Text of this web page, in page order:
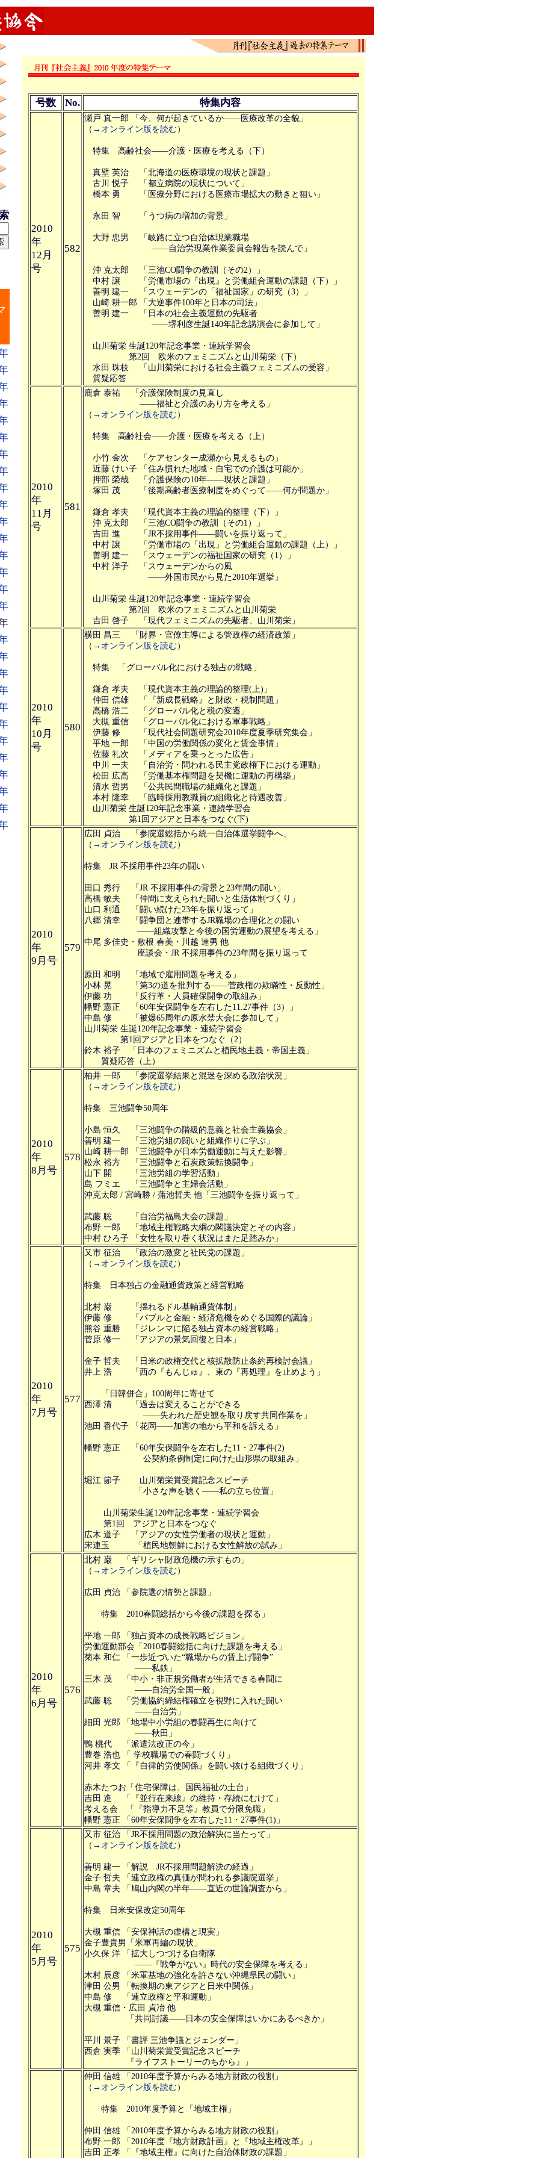
号数 No. 特集内容
2010
年
12月
号
582
瀬戸 真一郎 「今、何が起きているか――医療改革の全貌」
（ →オンライン版を読む）
特集 高齢社会――介護・医療を考える（下）
真壁 英治 「北海道の医療環境の現状と課題」
古川 悦子 「都立病院の現状について」
橋本 勇 「医療分野における医療市場拡大の動きと狙い」
永田 智 「うつ病の増加の背景」
大野 忠男 「岐路に立つ自治体現業職場
――自治労現業作業委員会報告を読んで」
沖 克太郎 「三池CO闘争の教訓（その2）」
中村 譲 「労働市場の『出現』と労働組合運動の課題（下）」
善明 建一 「スウェーデンの「福祉国家」の研究（3）」
山崎 耕一郎 「大逆事件100年と日本の司法」
善明 建一 「日本の社会主義運動の先駆者
――堺利彦生誕140年記念講演会に参加して」
山川菊栄 生誕120年記念事業・連続学習会
第2回 欧米のフェミニズムと山川菊栄（下）
水田 珠枝 「山川菊栄における社会主義フェミニズムの受容」
質疑応答
2010
年
11月
号
581
鹿倉 泰祐 「介護保険制度の見直し
――福祉と介護のあり方を考える」
（ →オンライン版を読む）
特集 高齢社会――介護・医療を考える（上）
小竹 金次 「ケアセンター成瀬から見えるもの」
近藤 けい子 「住み慣れた地域・自宅での介護は可能か」
押部 榮哉 「介護保険の10年――現状と課題」
塚田 茂 「後期高齢者医療制度をめぐって――何が問題か」
鎌倉 孝夫 「現代資本主義の理論的整理（下）」
沖 克太郎 「三池CO闘争の教訓（その1）」
吉田 進 「JR不採用事件――闘いを振り返って」
中村 譲 「労働市場の「出現」と労働組合運動の課題（上）」
善明 建一 「スウェーデンの福祉国家の研究（1）」
中村 洋子 「スウェーデンからの風
――外国市民から見た2010年選挙」
山川菊栄 生誕120年記念事業・連続学習会
第2回 欧米のフェミニズムと山川菊栄
吉田 啓子 「現代フェミニズムの先駆者、山川菊栄」
2010
年
10月
号
580
横田 昌三 「財界・官僚主導による管政権の経済政策」
（ →オンライン版を読む）
特集 「グローバル化における独占の戦略」
鎌倉 孝夫 「現代資本主義の理論的整理(上)」
仲田 信雄 「『新成長戦略』と財政・税制問題」
高橋 浩二 「グローバル化と税の変遷」
大槻 重信 「グローバル化における軍事戦略」
伊藤 修 「現代社会問題研究会2010年度夏季研究集会」
平地 一郎 「中国の労働関係の変化と賃金事情」
佐藤 礼次 「メディアを乗っとった広告」
中川 一夫 「自治労・問われる民主党政権下における運動」
松田 広高 「労働基本権問題を契機に運動の再構築」
清水 哲男 「公共民間職場の組織化と課題」
本村 隆幸 「臨時採用教職員の組織化と待遇改善」
山川菊栄 生誕120年記念事業・連続学習会
第1回アジアと日本をつなぐ(下)
2010
年
9月号
579
広田 貞治 「参院選総括から統一自治体選挙闘争へ」
（ →オンライン版を読む）
特集 JR 不採用事件23年の闘い
田口 秀行 「JR 不採用事件の背景と23年間の闘い」
高橋 敏夫 「仲間に支えられた闘いと生活体制づくり」
山口 利通 「闘い続けた23年を振り返って」
八郷 清幸 「闘争団と連帯するJR職場の合理化との闘い
――組織攻撃と今後の国労運動の展望を考える」
中尾 多佳史・敷根 春美・川越 達男 他
座談会・JR 不採用事件の23年間を振り返って
原田 和明 「地域で雇用問題を考える」
小林 晃 「第3の道を批判する――菅政権の欺瞞性・反動性」
伊藤 功 「反行革・人員確保闘争の取組み」
幡野 憲正 「60年安保闘争を左右した11.27事件（3）」
中島 修 「被爆65周年の原水禁大会に参加して」
山川菊栄 生誕120年記念事業・連続学習会
第1回アジアと日本をつなぐ（2）
鈴木 裕子 「日本のフェミニズムと植民地主義・帝国主義」
質疑応答（上）
2010
年
8月号
578
柏井 一郎 「参院選挙結果と混迷を深める政治状況」
（ →オンライン版を読む）
特集 三池闘争50周年
小島 恒久 「三池闘争の階級的意義と社会主義協会」
善明 建一 「三池労組の闘いと組織作りに学ぶ」
山崎 耕一郎 「三池闘争が日本労働運動に与えた影響」
松永 裕方 「三池闘争と石炭政策転換闘争」
山下 開 「三池労組の学習活動」
島 フミエ 「三池闘争と主婦会活動」
沖克太郎 / 宮崎勝 / 蒲池哲夫 他「三池闘争を振り返って」
武藤 聡 「自治労福島大会の課題」
布野 一郎 「地域主権戦略大綱の閣議決定とその内容」
中村 ひろ子 「女性を取り巻く状況はまた足踏みか」
2010
年
7月号
577
又市 征治 「政治の激変と社民党の課題」
（ →オンライン版を読む）
特集 日本独占の金融通貨政策と経営戦略
北村 巌 「揺れるドル基軸通貨体制」
伊藤 修 「バブルと金融・経済危機をめぐる国際的議論」
熊谷 重勝 「ジレンマに陥る独占資本の経営戦略」
菅原 修一 「アジアの景気回復と日本」
金子 哲夫 「日米の政権交代と核拡散防止条約再検討会議」
井上 浩 「西の『もんじゅ』、東の『再処理』を止めよう」
「日韓併合」100周年に寄せて
西澤 清 「過去は変えることができる
――失われた歴史観を取り戻す共同作業を」
池田 香代子 「花岡――加害の地から平和を訴える」
幡野 憲正 「60年安保闘争を左右した11・27事件(2)
公契約条例制定に向けた山形県の取組み」
堀江 節子 山川菊栄賞受賞記念スピーチ
「小さな声を聴く――私の立ち位置」
山川菊栄生誕120年記念事業・連続学習会
第1回 アジアと日本をつなぐ
広木 道子 「アジアの女性労働者の現状と運動」
宋連玉 「植民地朝鮮における女性解放の試み」
2010
年
6月号
576
北村 巌 「ギリシャ財政危機の示すもの」
（ →オンライン版を読む）
広田 貞治 「参院選の情勢と課題」
特集 2010春闘総括から今後の課題を探る」
平地 一郎 「独占資本の成長戦略ビジョン」
労働運動部会「2010春闘総括に向けた課題を考える」
菊本 和仁 「一歩近づいた“職場からの賃上げ闘争”
――私鉄」
三木 茂 「中小・非正規労働者が生活できる春闘に
――自治労全国一般」
武藤 聡 「労働協約締結権確立を視野に入れた闘い
――自治労」
細田 光郎 「地場中小労組の春闘再生に向けて
――秋田」
鴨 桃代 「派遣法改正の今」
豊巻 浩也 「 学校職場での春闘づくり」
河井 孝文 「『自律的労使関係』を闘い抜ける組織づくり」
赤木たつお「住宅保障は、国民福祉の土台」
吉田 進 「『並行在来線』の維持・存続にむけて」
考える会 「『指導力不足等』教員で分限免職」
幡野 憲正 「60年安保闘争を左右した11・27事件(1)」
2010
年
5月号
575
又市 征治 「JR不採用問題の政治解決に当たって」
（ →オンライン版を読む）
善明 建一 「解説 JR不採用問題解決の経過」
金子 哲夫 「連立政権の真価が問われる参議院選挙」
中島 章夫 「鳩山内閣の半年――直近の世論調査から」
特集 日米安保改定50周年
大槻 重信 「安保神話の虚構と現実」
金子豊貴男「米軍再編の現状」
小久保 洋 「拡大しつづける自衛隊
――『戦争がない』時代の安全保障を考える」
木村 辰彦 「米軍基地の強化を許さない沖縄県民の闘い」
津田 公男 「転換期の東アジアと日米中関係」
中島 修 「連立政権と平和運動」
大槻 重信・広田 貞冶 他
「共同討議――日本の安全保障はいかにあるべきか」
平川 景子 「書評 三池争議とジェンダー」
西倉 実季 「山川菊栄賞受賞記念スピーチ
『ライフストーリーのちから』」
仲田 信雄 「2010年度予算からみる地方財政の役割」
（ →オンライン版を読む）
特集 2010年度予算と「地域主権」
仲田 信雄 「2010年度予算からみる地方財政の役割」
布野 一郎 「2010年度『地方財政計画』と『地域主権改革』」
吉田 正孝 「『地域主権』に向けた自治体財政の課題」